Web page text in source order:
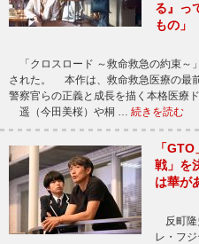
る』っ
もの」
「クロスロード ～救命救急の約束～
された。 本作は、救命救急医療の最
警察官らの正義と成長を描く本格医療
遥（今田美桜）や桐 … 続きを読む
「
戦」を
は華が
反町隆
レ・フ